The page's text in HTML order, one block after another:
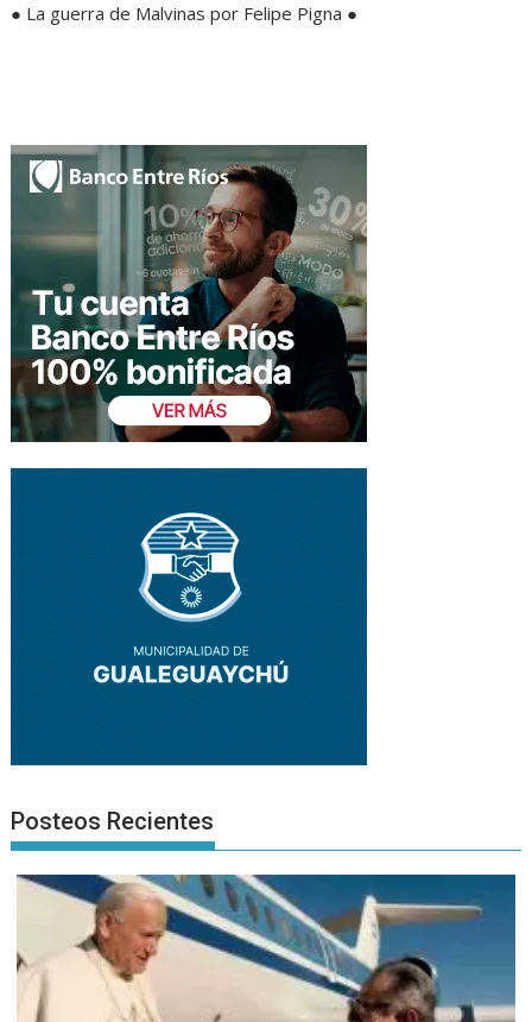
● La guerra de Malvinas por Felipe Pigna ●
Posteos Recientes